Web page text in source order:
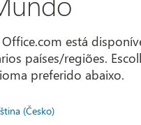
está
países/regiões.
preferido abaixo.
(Česko)